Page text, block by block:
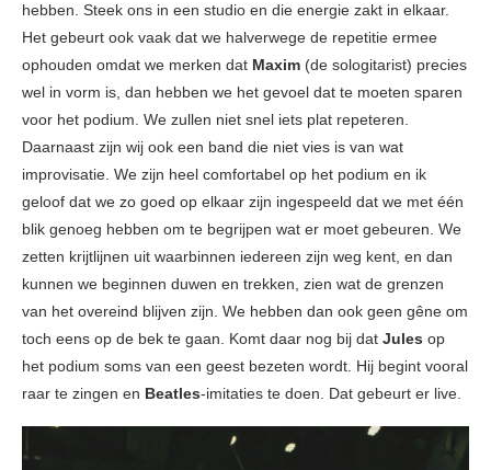
hebben. Steek ons in een studio en die energie zakt in elkaar.
Het gebeurt ook vaak dat we halverwege de repetitie ermee
ophouden omdat we merken dat Maxim (de sologitarist) precies
wel in vorm is, dan hebben we het gevoel dat te moeten sparen
voor het podium. We zullen niet snel iets plat repeteren.
Daarnaast zijn wij ook een band die niet vies is van wat
improvisatie. We zijn heel comfortabel op het podium en ik
geloof dat we zo goed op elkaar zijn ingespeeld dat we met één
blik genoeg hebben om te begrijpen wat er moet gebeuren. We
zetten krijtlijnen uit waarbinnen iedereen zijn weg kent, en dan
kunnen we beginnen duwen en trekken, zien wat de grenzen
van het overeind blijven zijn. We hebben dan ook geen gêne om
toch eens op de bek te gaan. Komt daar nog bij dat Jules op
het podium soms van een geest bezeten wordt. Hij begint vooral
raar te zingen en Beatles-imitaties te doen. Dat gebeurt er live.